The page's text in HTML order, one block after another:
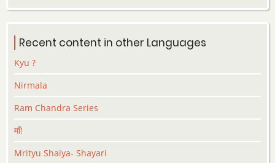
Recent content in other Languages
Kyu ?
Nirmala
Ram Chandra Series
माँ!
Mrityu Shaiya- Shayari